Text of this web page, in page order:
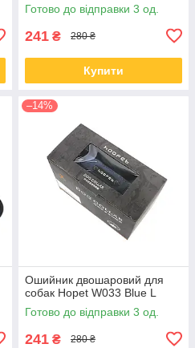
Готово до відправки 3 од.
241 ₴ 280 ₴
Купити
–14%
Ошийник двошаровий для
собак Hopet W033 Blue L
Готово до відправки 3 од.
241 ₴ 280 ₴